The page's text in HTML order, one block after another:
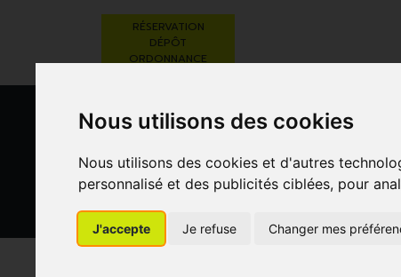
Nous utilisons des cookies
Nous utilisons des cookies et d'autres
personnalisé et des publicités ciblées, pour
J'accepte Je refuse Changer mes
RÉSERVATION
DÉPÔT
ORDONNANCE
BEAUTÉ,
SOINS ET
RÉGIME,
GROSSESSE